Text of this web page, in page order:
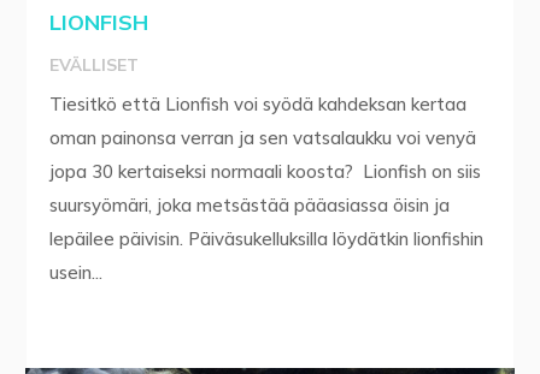
LIONFISH
EVÄLLISET
Tiesitkö että Lionfish voi syödä kahdeksan kertaa
oman painonsa verran ja sen vatsalaukku voi venyä
jopa 30 kertaiseksi normaali koosta? Lionfish on siis
suursyömäri, joka metsästää pääasiassa öisin ja
lepäilee päivisin. Päiväsukelluksilla löydätkin lionfishin
usein...